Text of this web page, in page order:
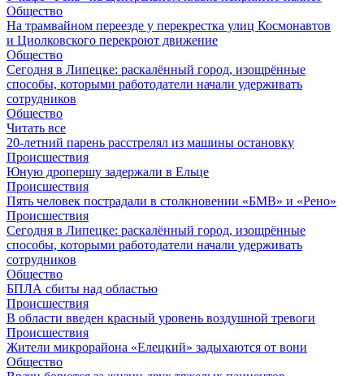
Общество
На трамвайном переезде у перекрестка улиц Космонавтов
и Циолковского перекроют движение
Общество
Сегодня в Липецке: раскалённый город, изощрённые
способы, которыми работодатели начали удерживать
сотрудников
Общество
Читать все
20-летний парень расстрелял из машины остановку
Происшествия
Юную дропершу задержали в Ельце
Происшествия
Пять человек пострадали в столкновении «БМВ» и «Рено»
Происшествия
Сегодня в Липецке: раскалённый город, изощрённые
способы, которыми работодатели начали удерживать
сотрудников
Общество
БПЛА сбиты над областью
Происшествия
В области введен красный уровень воздушной тревоги
Происшествия
Жители микрорайона «Елецкий» задыхаются от вони
Общество